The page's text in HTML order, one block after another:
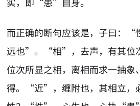
而正确的断句应该是，子曰：“
远也”。“相”，去声，有其位
位次所显之相，离相而求一抽象
得。“近”，缠附也，其相立，